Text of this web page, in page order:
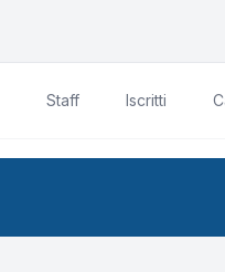
Staff Iscritti